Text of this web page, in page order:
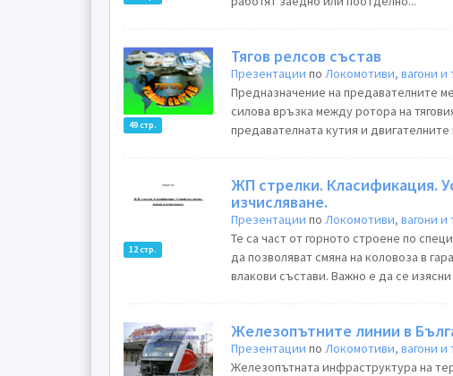
49 стр.
Тягов релсов състав
Презентации поЛокомотиви, вагони и
Предназначение на предавателните
силова връзка между ротора на
предавателната кутия и двигателните
12 стр.
ЖП стрелки. Класификация.
изчисляване.
Презентации поЛокомотиви, вагони и
Те са част от горното строене по
да позволяват смяна на коловоза в
влакови състави. Важно е да се
Железопътните линии в
Презентации поЛокомотиви, вагони и
Железопътната инфраструктура на